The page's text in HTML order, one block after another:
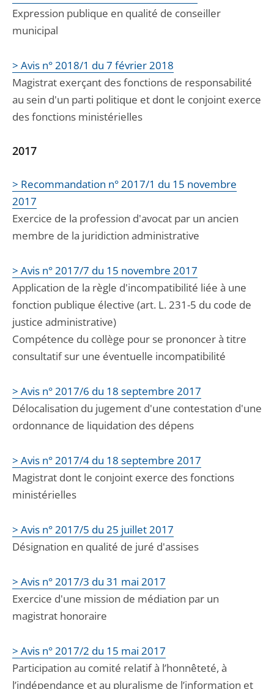
Expression publique en qualité de conseiller
municipal
> Avis n° 2018/1 du 7 février 2018
Magistrat exerçant des fonctions de responsabilité
au sein d'un parti politique et dont le conjoint exerce
des fonctions ministérielles
2017
> Recommandation n° 2017/1 du 15 novembre
2017
Exercice de la profession d'avocat par un ancien
membre de la juridiction administrative
> Avis n° 2017/7 du 15 novembre 2017
Application de la règle d'incompatibilité liée à une
fonction publique élective (art. L. 231-5 du code de
justice administrative)
Compétence du collège pour se prononcer à titre
consultatif sur une éventuelle incompatibilité
> Avis n° 2017/6 du 18 septembre 2017
Délocalisation du jugement d'une contestation d'une
ordonnance de liquidation des dépens
> Avis n° 2017/4 du 18 septembre 2017
Magistrat dont le conjoint exerce des fonctions
ministérielles
> Avis n° 2017/5 du 25 juillet 2017
Désignation en qualité de juré d'assises
> Avis n° 2017/3 du 31 mai 2017
Exercice d'une mission de médiation par un
magistrat honoraire
> Avis n° 2017/2 du 15 mai 2017
Participation au comité relatif à l’honnêteté, à
l’indépendance et au pluralisme de l’information et